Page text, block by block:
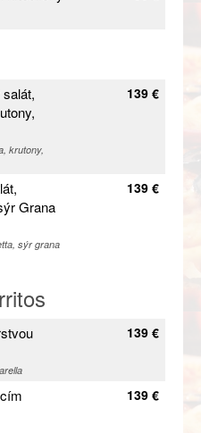
krutony,
139 €
Grana
sýr grana
139 €
139 €
139 €